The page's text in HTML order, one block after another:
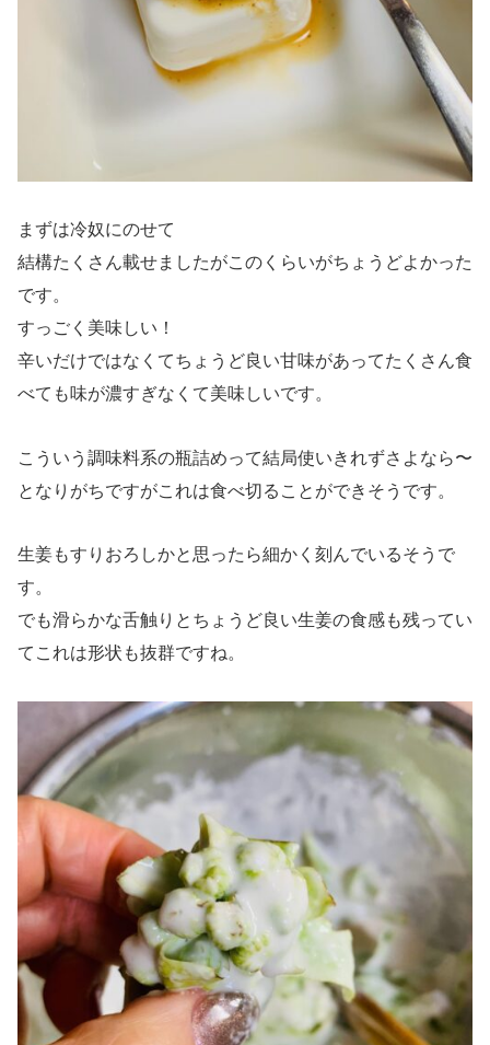
まずは冷奴にのせて
結構たくさん載せましたがこのくらいがちょうどよかった
です。
すっごく美味しい！
辛いだけではなくてちょうど良い甘味があってたくさん食
べても味が濃すぎなくて美味しいです。
こういう調味料系の瓶詰めって結局使いきれずさよなら〜
となりがちですがこれは食べ切ることができそうです。
生姜もすりおろしかと思ったら細かく刻んでいるそうで
す。
でも滑らかな舌触りとちょうど良い生姜の食感も残ってい
てこれは形状も抜群ですね。